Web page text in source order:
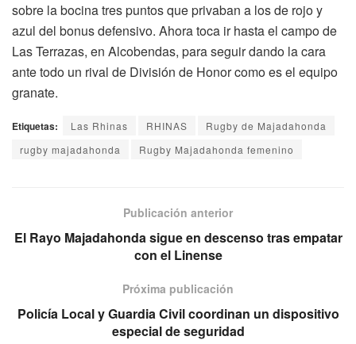
sobre la bocina tres puntos que privaban a los de rojo y
azul del bonus defensivo. Ahora toca ir hasta el campo de
Las Terrazas, en Alcobendas, para seguir dando la cara
ante todo un rival de División de Honor como es el equipo
granate.
Etiquetas: Las Rhinas RHINAS
Rugby de Majadahonda
rugby majadahonda
Rugby Majadahonda femenino
Publicación anterior
El Rayo Majadahonda sigue en descenso tras empatar
con el Linense
Próxima publicación
Policía Local y Guardia Civil coordinan un dispositivo
especial de seguridad